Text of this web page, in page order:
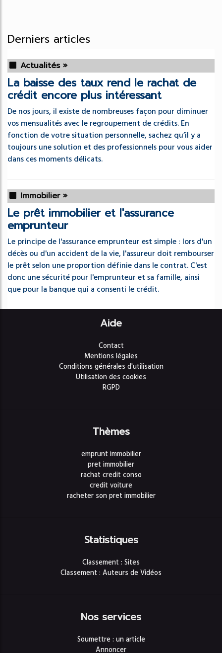
Derniers articles
Actualités »
La baisse des taux rend le rachat de
crédit encore plus intéressant
De nos jours, il existe de nombreuses façon pour diminuer
vos mensualités avec le regroupement de crédits. En
fonction de votre situation personnelle, sachez qu’il y a
toujours une solution et des professionnels pour vous aider
dans ces moments délicats.
Immobilier »
Le prêt immobilier et l'assurance
emprunteur
Le principe de l'assurance emprunteur est simple : lors d'un
décès ou d'un accident de la vie, l'assureur doit rembourser
le prêt selon une proportion définie dans le contrat. C'est
donc une sécurité pour l'emprunteur et sa famille, ainsi
que pour la banque qui a consenti le crédit.
Aide
Contact
Mentions légales
Conditions générales d'utilisation
Utilisation des cookies
RGPD
Thèmes
emprunt immobilier
pret immobilier
rachat credit conso
credit voiture
racheter son pret immobilier
Statistiques
Classement : Sites
Classement : Auteurs de Vidéos
Nos services
Soumettre : un article
Annoncer